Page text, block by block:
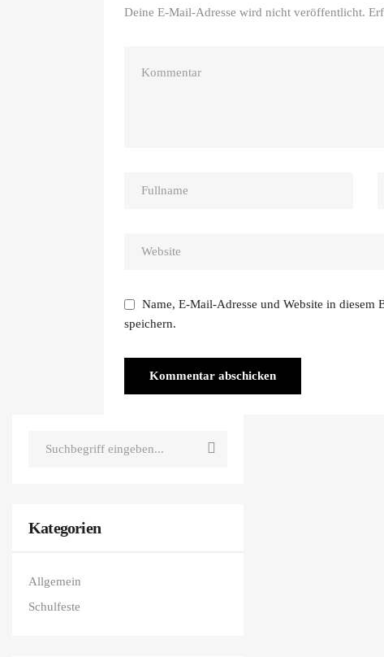
Deine E-Mail-Adresse wird nicht veröffentlicht.
Name, E-Mail-Adresse und Website in diesem
speichern.
Kategorien
Allgemein
Schulfeste